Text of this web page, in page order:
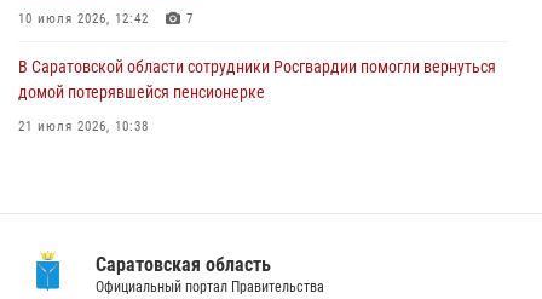
задержан подозреваемый в незаконном обороте наркотиков
10 июля 2026, 12:42 7
В Саратовской области сотрудники Росгвардии помогли вернуться
домой потерявшейся пенсионерке
21 июля 2026, 10:38
29 июля 2026, 13:30 8 1
Саратовская область
Официальный портал Правительства